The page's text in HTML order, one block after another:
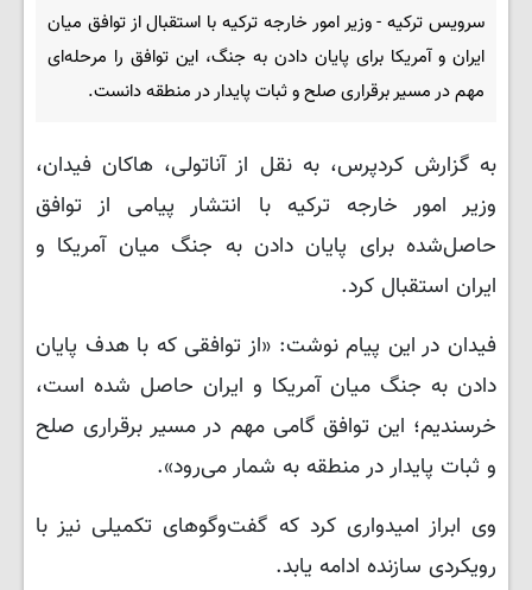
سرویس ترکیه - وزیر امور خارجه ترکیه با استقبال از توافق میان
ایران و آمریکا برای پایان دادن به جنگ، این توافق را مرحله‌ای
مهم در مسیر برقراری صلح و ثبات پایدار در منطقه دانست.
به گزارش کردپرس، به نقل از آناتولی، هاکان فیدان،
وزیر امور خارجه ترکیه با انتشار پیامی از توافق
حاصل‌شده برای پایان دادن به جنگ میان آمریکا و
ایران استقبال کرد.
فیدان در این پیام نوشت: «از توافقی که با هدف پایان
دادن به جنگ میان آمریکا و ایران حاصل شده است،
خرسندیم؛ این توافق گامی مهم در مسیر برقراری صلح
و ثبات پایدار در منطقه به شمار می‌رود».
وی ابراز امیدواری کرد که گفت‌وگوهای تکمیلی نیز با
رویکردی سازنده ادامه یابد.